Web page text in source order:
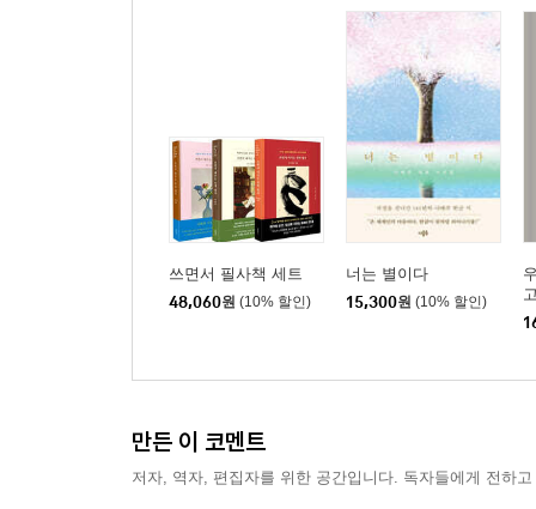
쓰면서 필사책 세트
48,060원 (10% 할인)
너는 별이다
15,300원 (10% 할인)
만든 이 코멘트
저자, 역자, 편집자를 위한 공간입니다. 독자들에게 전하